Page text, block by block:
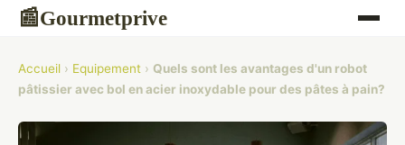
📰Gourmetprive
Accueil › Equipement › Quels sont les avantages d'un robot
pâtissier avec bol en acier inoxydable pour des pâtes à pain?